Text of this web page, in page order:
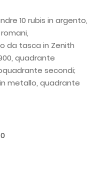
10 rubis in argento,
da tasca in Zenith
quadrante
secondi;
metallo, quadrante
smaltato con
mancante)